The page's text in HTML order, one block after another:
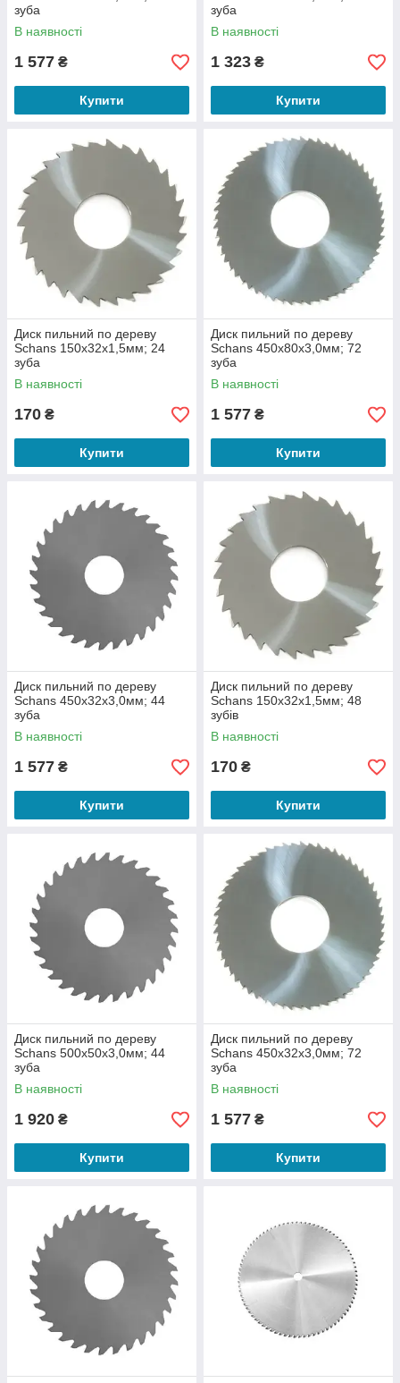
зуба
В наявності
1 577 ₴
Купити
зуба
В наявності
1 323 ₴
Купити
Диск пильний по дереву
Schans 150х32х1,5мм; 24
зуба
В наявності
170 ₴
Купити
Диск пильний по дереву
Schans 450х80х3,0мм; 72
зуба
В наявності
1 577 ₴
Купити
Диск пильний по дереву
Schans 450х32х3,0мм; 44
зуба
В наявності
1 577 ₴
Купити
Диск пильний по дереву
Schans 150х32х1,5мм; 48
зубів
В наявності
170 ₴
Купити
Диск пильний по дереву
Schans 500х50х3,0мм; 44
зуба
В наявності
1 920 ₴
Купити
Диск пильний по дереву
Schans 450х32х3,0мм; 72
зуба
В наявності
1 577 ₴
Купити